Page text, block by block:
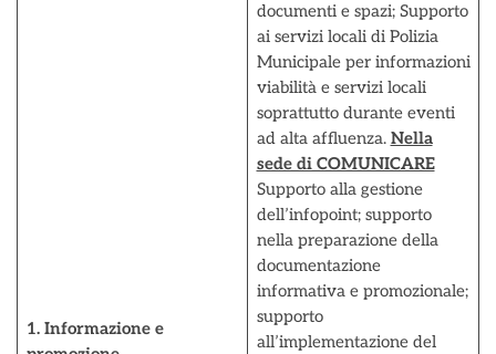
1. Informazione e
documenti e spazi; Supporto
ai servizi locali di Polizia
Municipale per informazioni
viabilità e servizi locali
soprattutto durante eventi
ad alta affluenza. Nella
sede di COMUNICARE
Supporto alla gestione
dell’infopoint; supporto
nella preparazione della
documentazione
informativa e promozionale;
supporto
all’implementazione del